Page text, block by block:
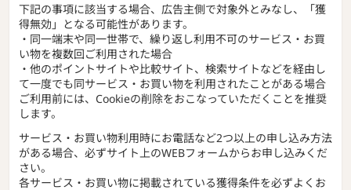
下記の事項に該当する場合、広告主側で対象外とみなし、「獲
得無効」となる可能性があります。
・同一端末や同一世帯で、繰り返し利用不可のサービス・お買
い物を複数回ご利用された場合
・他のポイントサイトや比較サイト、検索サイトなどを経由し
て一度でも同サービス・お買い物を利用されたことがある場合
ご利用前には、Cookieの削除をおこなっていただくことを推奨
します。
サービス・お買い物利用時にお電話など2つ以上の申し込み方法
がある場合、必ずサイト上のWEBフォームからお申し込みくだ
さい。
各サービス・お買い物に掲載されている獲得条件を必ずよくお